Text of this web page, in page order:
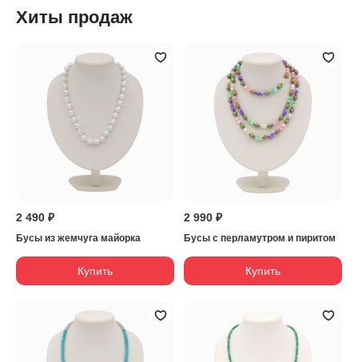
Хиты продаж
2 490 ₽
Бусы из жемчуга майорка
Купить
2 990 ₽
Бусы с перламутром и пиритом
Купить